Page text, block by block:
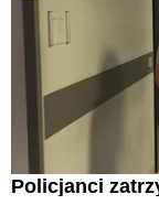
Policjanci